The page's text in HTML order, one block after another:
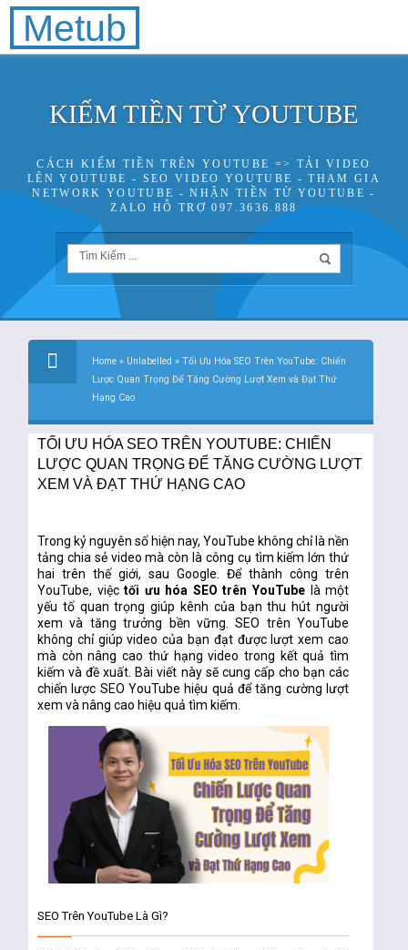
Metub
KIẾM TIỀN TỪ YOUTUBE
CÁCH KIẾM TIỀN TRÊN YOUTUBE => TẢI VIDEO
LÊN YOUTUBE - SEO VIDEO YOUTUBE - THAM GIA
NETWORK YOUTUBE - NHẬN TIỀN TỪ YOUTUBE -
ZALO HỖ TRỢ 097.3636.888
Home » Unlabelled »Tối Ưu Hóa SEO Trên YouTube: Chiến
Lược Quan Trọng Để Tăng Cường Lượt Xem và Đạt Thứ
Hạng Cao
TỐI ƯU HÓA SEO TRÊN YOUTUBE: CHIẾN
LƯỢC QUAN TRỌNG ĐỂ TĂNG CƯỜNG LƯỢT
XEM VÀ ĐẠT THỨ HẠNG CAO
Trong kỷ nguyên số hiện nay, YouTube không chỉ là nền
tảng chia sẻ video mà còn là công cụ tìm kiếm lớn thứ
hai trên thế giới, sau Google. Để thành công trên
YouTube, việctối ưu hóa SEO trên YouTubelà một
yếu tố quan trọng giúp kênh của bạn thu hút người
xem và tăng trưởng bền vững.SEO trên YouTube
không chỉ giúp video của bạn đạt được lượt xem cao
mà còn nâng cao thứ hạng video trong kết quả tìm
kiếm và đề xuất. Bài viết này sẽ cung cấp cho bạn các
chiến lược SEO YouTube hiệu quả để tăng cường lượt
xem và nâng cao hiệu quả tìm kiếm.
SEO Trên YouTube Là Gì?